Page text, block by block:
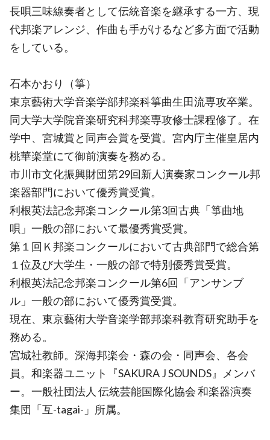
長唄三味線奏者として伝統音楽を継承する一方、現
代邦楽アレンジ、作曲も手がけるなど多方面で活動
をしている。
石本かおり（箏）
東京藝術大学音楽学部邦楽科箏曲生田流専攻卒業。
同大学大学院音楽研究科邦楽専攻修士課程修了。在
学中、宮城賞と同声会賞を受賞。宮内庁主催皇居内
桃華楽堂にて御前演奏を務める。
市川市文化振興財団第29回新人演奏家コンクール邦
楽器部門において優秀賞受賞。
利根英法記念邦楽コンクール第3回古典「箏曲地
唄」一般の部において最優秀賞受賞。
第１回Ｋ邦楽コンクールにおいて古典部門で総合第
１位及び大学生・一般の部で特別優秀賞受賞。
利根英法記念邦楽コンクール第6回「アンサンブ
ル」一般の部において優秀賞受賞。
現在、東京藝術大学音楽学部邦楽科教育研究助手を
務める。
宮城社教師。深海邦楽会・森の会・同声会、各会
員。和楽器ユニット『SAKURA J SOUNDS』メンバ
ー。一般社団法人 伝統芸能国際化協会 和楽器演奏
集団「互-tagai-」所属。